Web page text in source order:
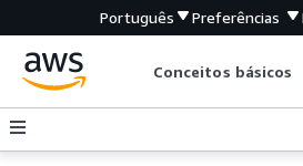
Português Preferências
Conceitos básicos